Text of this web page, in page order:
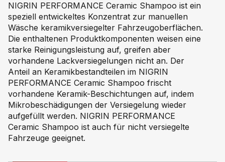
NIGRIN PERFORMANCE Ceramic Shampoo ist ein
speziell entwickeltes Konzentrat zur manuellen
Wäsche keramikversiegelter Fahrzeugoberflächen.
Die enthaltenen Produktkomponenten weisen eine
starke Reinigungsleistung auf, greifen aber
vorhandene Lackversiegelungen nicht an. Der
Anteil an Keramikbestandteilen im NIGRIN
PERFORMANCE Ceramic Shampoo frischt
vorhandene Keramik-Beschichtungen auf, indem
Mikrobeschädigungen der Versiegelung wieder
aufgefüllt werden. NIGRIN PERFORMANCE
Ceramic Shampoo ist auch für nicht versiegelte
Fahrzeuge geeignet.